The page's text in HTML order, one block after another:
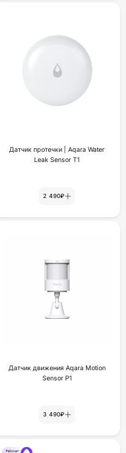
Датчик протечки | Aqara Water
Leak Sensor T1
2 490₽
Датчик движения Aqara Motion
Sensor P1
3 490₽